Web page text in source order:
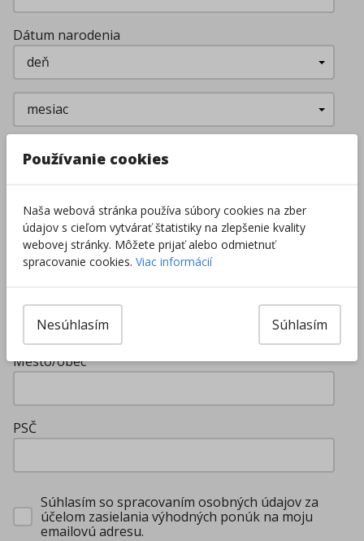
Dátum narodenia
Adresa pre doručenie kartičky
Mesto/obec
PSČ
Súhlasím so spracovaním osobných údajov za
účelom zasielania výhodných ponúk na moju
emailovú adresu.
Používanie cookies
Naša webová stránka používa súbory cookies na zber
údajov s cieľom vytvárať štatistiky na zlepšenie kvality
webovej stránky. Môžete prijať alebo odmietnuť
spracovanie cookies. Viac informácií
Súhlasím
Nesúhlasím